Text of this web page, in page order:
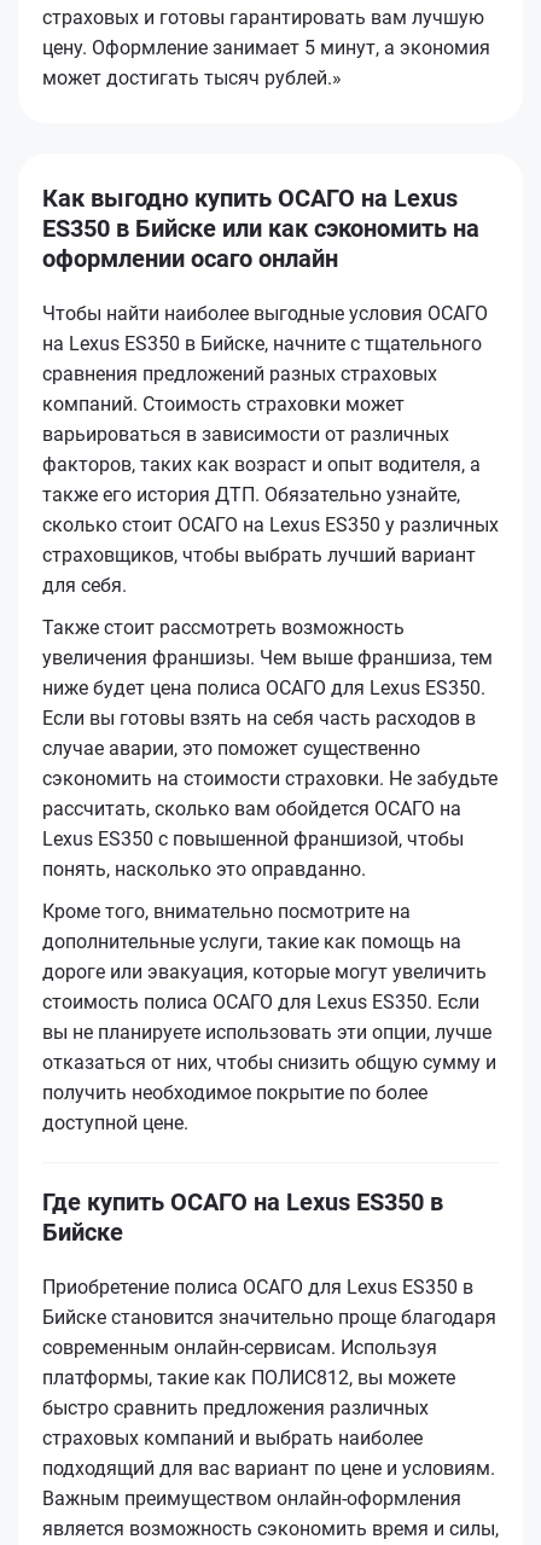
страховых и готовы гарантировать вам лучшую
цену. Оформление занимает 5 минут, а экономия
может достигать тысяч рублей.»
Как выгодно купить ОСАГО на Lexus
ES350 в Бийске или как сэкономить на
оформлении осаго онлайн
Чтобы найти наиболее выгодные условия ОСАГО
на Lexus ES350 в Бийске, начните с тщательного
сравнения предложений разных страховых
компаний. Стоимость страховки может
варьироваться в зависимости от различных
факторов, таких как возраст и опыт водителя, а
также его история ДТП. Обязательно узнайте,
сколько стоит ОСАГО на Lexus ES350 у различных
страховщиков, чтобы выбрать лучший вариант
для себя.
Также стоит рассмотреть возможность
увеличения франшизы. Чем выше франшиза, тем
ниже будет цена полиса ОСАГО для Lexus ES350.
Если вы готовы взять на себя часть расходов в
случае аварии, это поможет существенно
сэкономить на стоимости страховки. Не забудьте
рассчитать, сколько вам обойдется ОСАГО на
Lexus ES350 с повышенной франшизой, чтобы
понять, насколько это оправданно.
Кроме того, внимательно посмотрите на
дополнительные услуги, такие как помощь на
дороге или эвакуация, которые могут увеличить
стоимость полиса ОСАГО для Lexus ES350. Если
вы не планируете использовать эти опции, лучше
отказаться от них, чтобы снизить общую сумму и
получить необходимое покрытие по более
доступной цене.
Где купить ОСАГО на Lexus ES350 в
Бийске
Приобретение полиса ОСАГО для Lexus ES350 в
Бийске становится значительно проще благодаря
современным онлайн-сервисам. Используя
платформы, такие как ПОЛИС812, вы можете
быстро сравнить предложения различных
страховых компаний и выбрать наиболее
подходящий для вас вариант по цене и условиям.
Важным преимуществом онлайн-оформления
является возможность сэкономить время и силы,